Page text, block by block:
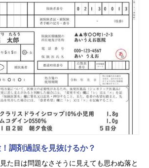
調剤過誤を見抜けるか？
た目は問題なさそうに見えても思わぬ落と